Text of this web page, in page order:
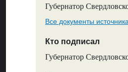
Губернатор
Все документы источника
Кто подписал
Губернатор